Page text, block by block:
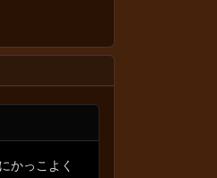
かっこよく